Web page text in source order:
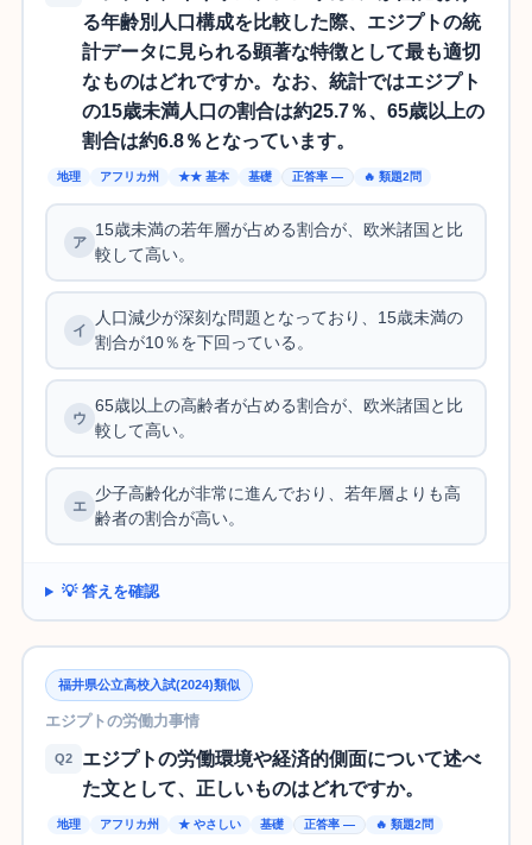
る年齢別人口構成を比較した際、エジプトの統
計データに見られる顕著な特徴として最も適切
なものはどれですか。なお、統計ではエジプト
の15歳未満人口の割合は約25.7％、65歳以上の
割合は約6.8％となっています。
地理 アフリカ州 ★★ 基本 基礎 正答率 — 🔥 類題2問
15歳未満の若年層が占める割合が、欧米諸国と比
較して高い。
人口減少が深刻な問題となっており、15歳未満の
割合が10％を下回っている。
65歳以上の高齢者が占める割合が、欧米諸国と比
較して高い。
少子高齢化が非常に進んでおり、若年層よりも高
齢者の割合が高い。
💡 答えを確認
福井県公立高校入試(2024)類似
エジプトの労働力事情
Q2
エジプトの労働環境や経済的側面について述べ
た文として、正しいものはどれですか。
地理 アフリカ州 ★ やさしい 基礎 正答率 — 🔥 類題2問